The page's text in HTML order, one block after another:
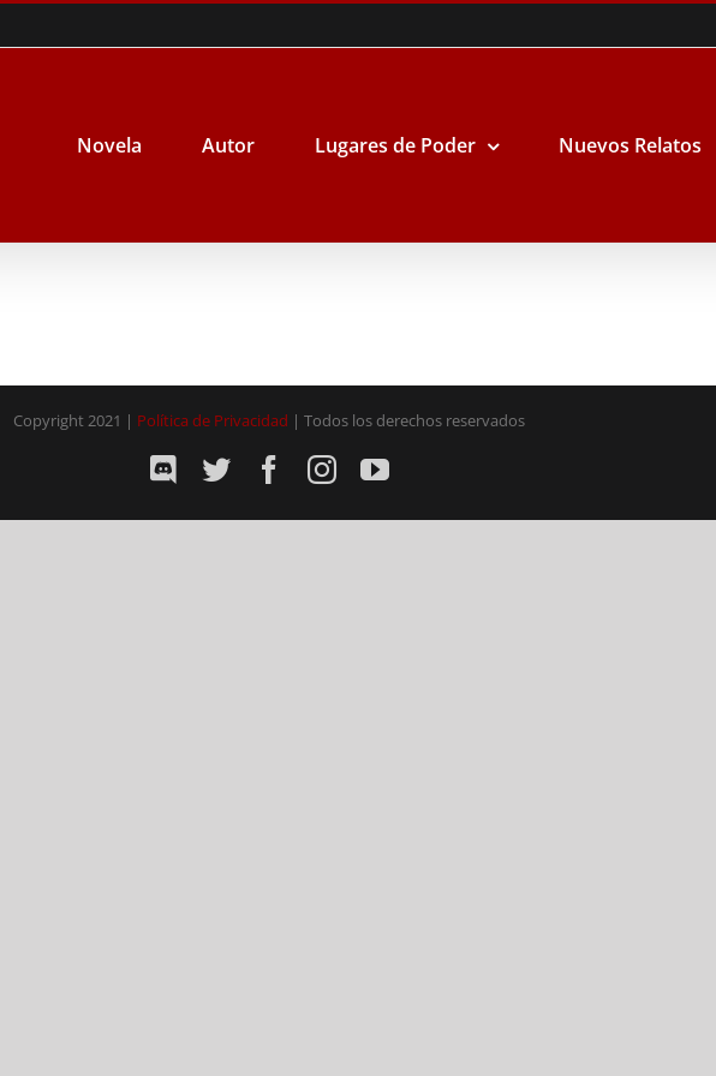
Novela Autor Lugares de Poder Nuevos Relatos
Copyright 2021 | Política de Privacidad | Todos los derechos reservados
DiscordTwitterFacebook
Instagram
YouTube